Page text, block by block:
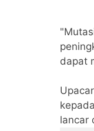
dapat
lancar